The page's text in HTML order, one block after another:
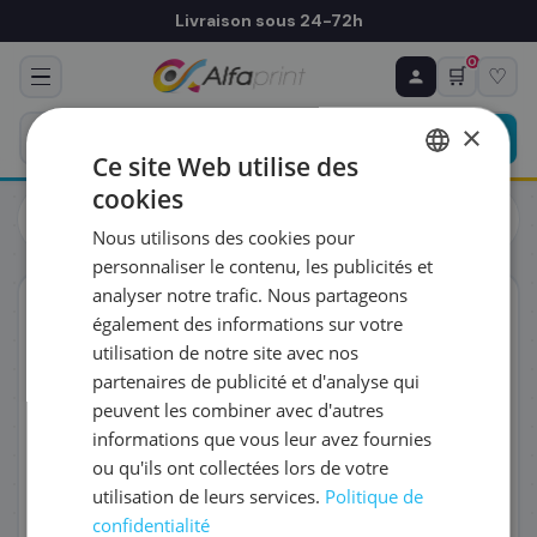
Livraison sous 24-72h
🛒
0
♡
Cartouches
Epson
capacité, 350 pages
ORIGINAL
♻ COMMANDE RÉCURRENTE
Prévoyez & économisez
Programmez votre prochain achat — notre équipe
vous prépare un devis personnalisé
RÉFÉRENCE DU PRODUIT
FRÉQUENCE
QUANTITÉ PAR LIVRAISON
DATE DE PREMIÈRE LIVRAISON SOUHAITÉE
×
Ce site Web utilise des
cookies
Nous utilisons des cookies pour
personnaliser le contenu, les publicités et
analyser notre trafic. Nous partageons
également des informations sur votre
utilisation de notre site avec nos
partenaires de publicité et d'analyse qui
peuvent les combiner avec d'autres
informations que vous leur avez fournies
ou qu'ils ont collectées lors de votre
utilisation de leurs services. Politique de
confidentialité